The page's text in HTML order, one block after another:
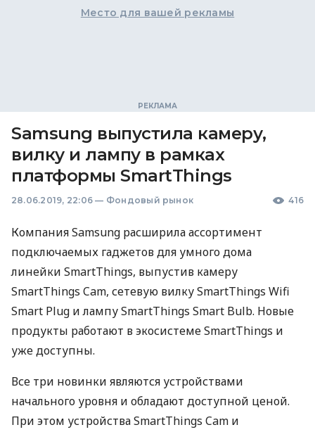
Место для вашей рекламы
Samsung выпустила камеру,
вилку и лампу в рамках
платформы SmartThings
28.06.2019, 22:06 — Фондовый рынок 416
Компания Samsung расширила ассортимент
подключаемых гаджетов для умного дома
линейки SmartThings, выпустив камеру
SmartThings Cam, сетевую вилку SmartThings Wifi
Smart Plug и лампу SmartThings Smart Bulb. Новые
продукты работают в экосистеме SmartThings и
уже доступны.
Все три новинки являются устройствами
начального уровня и обладают доступной ценой.
При этом устройства SmartThings Cam и